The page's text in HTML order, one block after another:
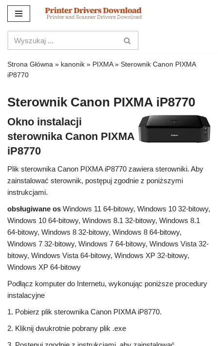
do
treści
Strona Główna » kanonik » PIXMA» Sterownik Canon PIXMA
iP8770
Sterownik Canon PIXMA iP8770
Okno instalacji
sterownika Canon PIXMA
iP8770
Plik sterownika Canon PIXMA iP8770 zawiera sterowniki. Aby
zainstalować sterownik, postępuj zgodnie z poniższymi
instrukcjami.
obsługiwane os Windows 11 64-bitowy, Windows 10 32-bitowy,
Windows 10 64-bitowy, Windows 8.1 32-bitowy, Windows 8.1
64-bitowy, Windows 8 32-bitowy, Windows 8 64-bitowy,
Windows 7 32-bitowy, Windows 7 64-bitowy, Windows Vista 32-
bitowy, Windows Vista 64-bitowy, Windows XP 32-bitowy,
Windows XP 64-bitowy
Podłącz komputer do Internetu, wykonując poniższe procedury
instalacyjne
1. Pobierz plik sterownika Canon PIXMA iP8770.
2. Kliknij dwukrotnie pobrany plik .exe